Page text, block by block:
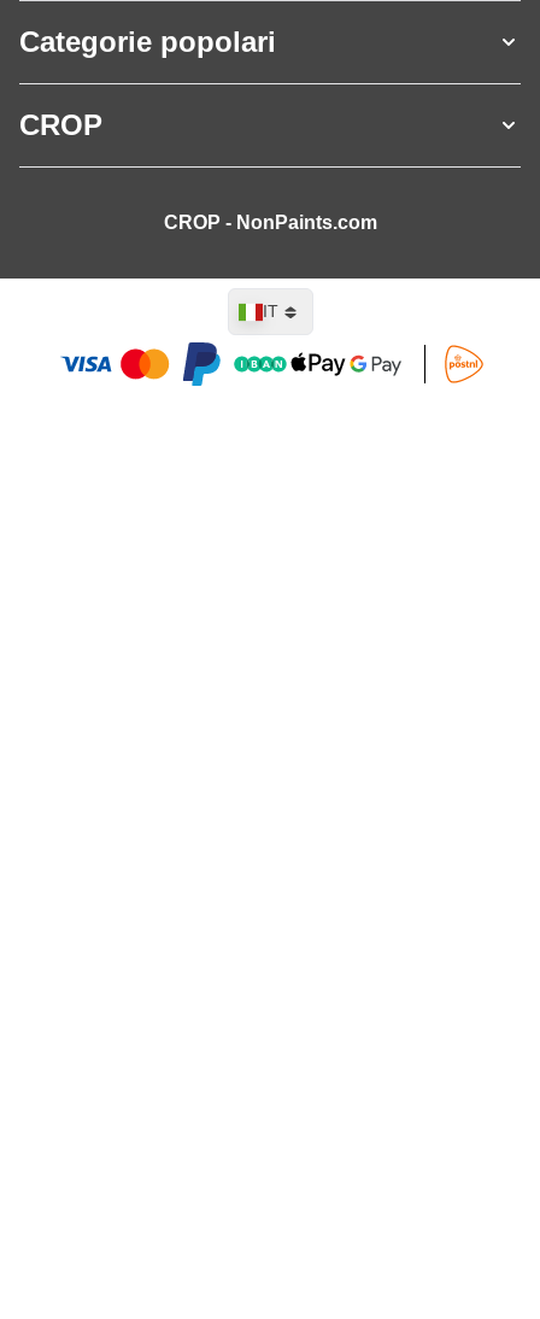
Categorie popolari
CROP
CROP - NonPaints.com
Lingua
IT